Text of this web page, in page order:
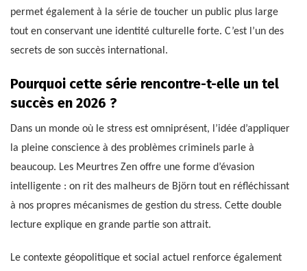
permet également à la série de toucher un public plus large
tout en conservant une identité culturelle forte. C’est l’un des
secrets de son succès international.
Pourquoi cette série rencontre-t-elle un tel
succès en 2026 ?
Dans un monde où le stress est omniprésent, l’idée d’appliquer
la pleine conscience à des problèmes criminels parle à
beaucoup. Les Meurtres Zen offre une forme d’évasion
intelligente : on rit des malheurs de Björn tout en réfléchissant
à nos propres mécanismes de gestion du stress. Cette double
lecture explique en grande partie son attrait.
Le contexte géopolitique et social actuel renforce également